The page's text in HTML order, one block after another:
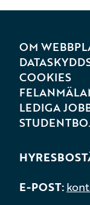
OM
COOKIES
LEDIGA
E-POST